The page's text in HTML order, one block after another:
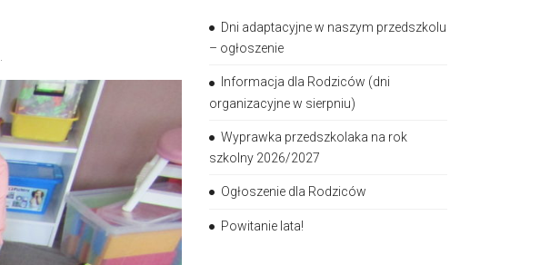
Dni adaptacyjne w naszym przedszkolu
– ogłoszenie
Informacja dla Rodziców (dni
organizacyjne w sierpniu)
Wyprawka przedszkolaka na rok
szkolny 2026/2027
Ogłoszenie dla Rodziców
Powitanie lata!